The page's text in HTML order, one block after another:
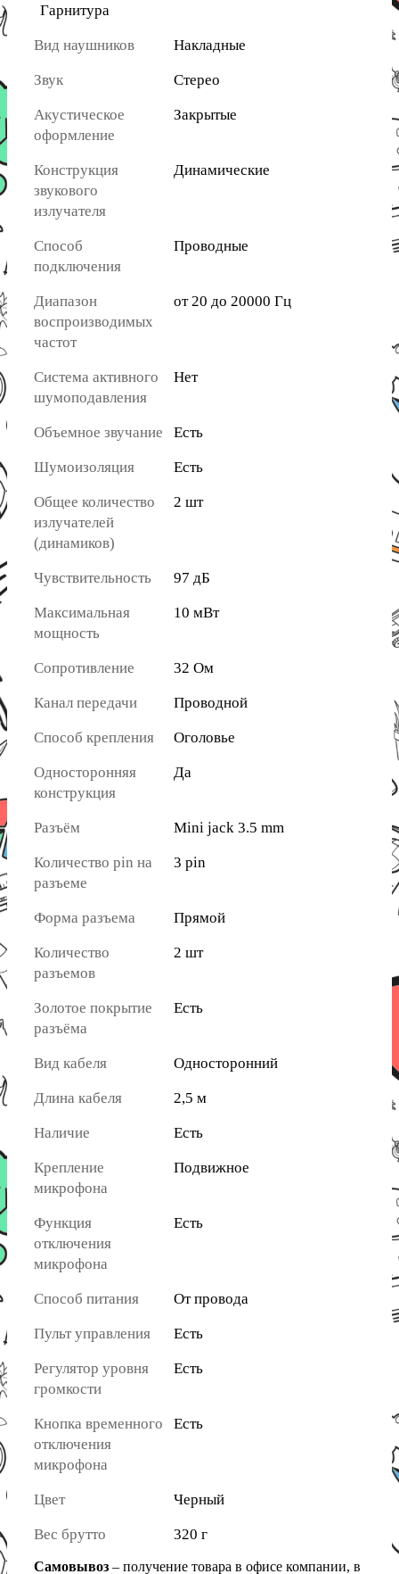
Гарнитура
Вид наушников Накладные
Звук Стерео
Акустическое
оформление
Закрытые
Конструкция
звукового
излучателя
Динамические
Способ
подключения
Проводные
Диапазон
воспроизводимых
частот
от 20 до 20000 Гц
Система активного
шумоподавления
Нет
Объемное звучание Есть
Шумоизоляция Есть
Общее количество
излучателей
(динамиков)
2 шт
Чувствительность 97 дБ
Максимальная
мощность
10 мВт
Сопротивление 32 Ом
Канал передачи Проводной
Способ крепления Оголовье
Односторонняя
конструкция
Да
Разъём Mini jack 3.5 mm
Количество pin на
разъеме
3 pin
Форма разъема Прямой
Количество
разъемов
2 шт
Золотое покрытие
разъёма
Есть
Вид кабеля Односторонний
Длина кабеля 2,5 м
Наличие Есть
Крепление
микрофона
Подвижное
Функция
отключения
микрофона
Есть
Способ питания От провода
Пульт управления Есть
Регулятор уровня
громкости
Есть
Кнопка временного
отключения
микрофона
Есть
Цвет Черный
Вес брутто 320 г
Самовывоз – получение товара в офисе компании, в